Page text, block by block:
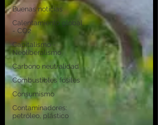
Buenas noticias
Calentamiento global
- CO2
Capitalismo -
Neoliberalismo
Carbono neutralidad
Combustibles fósiles
Consumismo
Contaminadores:
petróleo, plástico